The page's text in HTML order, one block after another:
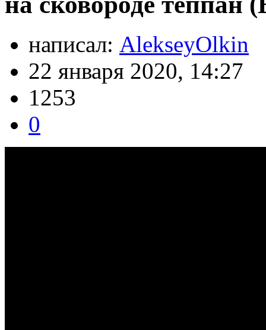
написал: AlekseyOlkin
22 января 2020, 14:27
1253
0